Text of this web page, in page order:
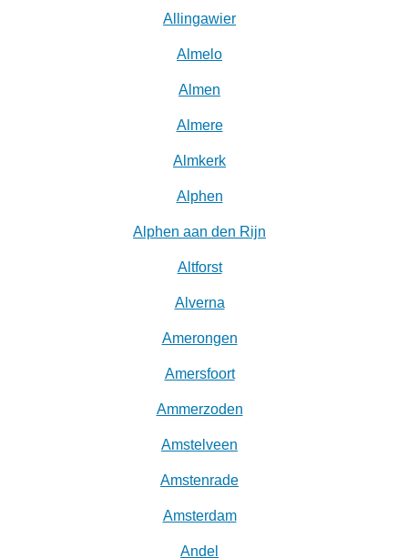
Allingawier
Almelo
Almen
Almere
Almkerk
Alphen
Alphen aan den Rijn
Altforst
Alverna
Amerongen
Amersfoort
Ammerzoden
Amstelveen
Amstenrade
Amsterdam
Andel